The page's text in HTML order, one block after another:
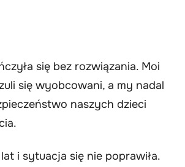
się bez rozwiązania. Moi
się wyobcowani, a my nadal
naszych dzieci
i sytuacja się nie poprawiła.